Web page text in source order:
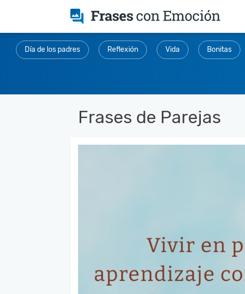
Día de los padres Reflexión Vida Bonitas
Frases de Parejas